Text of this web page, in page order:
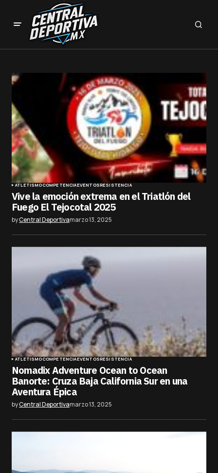
ATLETISMOCOMPETENCIAEVENTOSRESISTENCIA
Vive la emoción extrema en el Triatlón del
Fuego El Tejocotal 2025
byCentral Deportivamarzo 13, 2025
ATLETISMOCOMPETENCIAEVENTOSRESISTENCIA
Nomadix Adventure Ocean to Ocean
Banorte: Cruza Baja California Sur en una
Aventura Épica
byCentral Deportivamarzo 13, 2025